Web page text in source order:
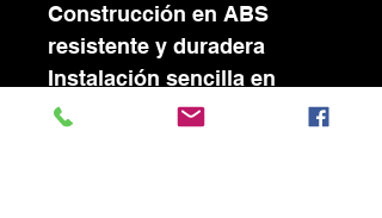
Construcción en ABS
resistente y duradera
Instalación sencilla en
pared IDEAL PARA: Locales